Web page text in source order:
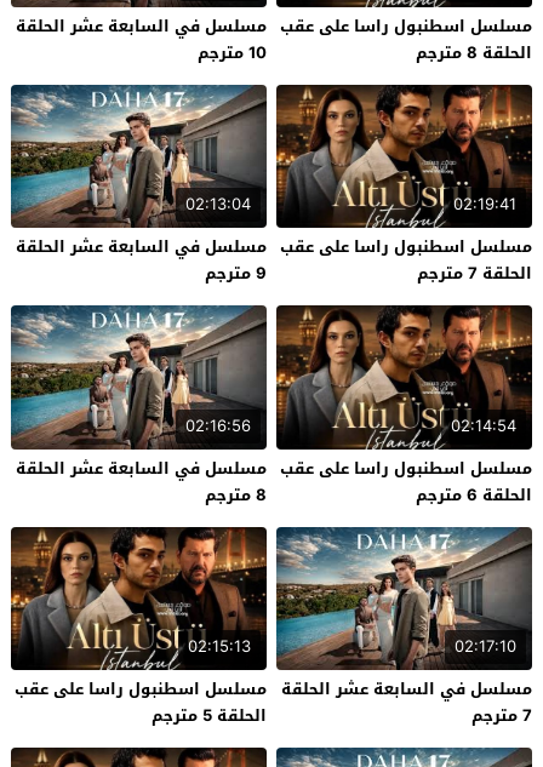
مسلسل اسطنبول راسا على عقب
الحلقة 8 مترجم
مسلسل في السابعة عشر الحلقة
10 مترجم
02:19:41
مسلسل اسطنبول راسا على عقب
الحلقة 7 مترجم
02:13:04
مسلسل في السابعة عشر الحلقة
9 مترجم
02:14:54
مسلسل اسطنبول راسا على عقب
الحلقة 6 مترجم
02:16:56
مسلسل في السابعة عشر الحلقة
8 مترجم
02:17:10
مسلسل في السابعة عشر الحلقة
7 مترجم
02:15:13
مسلسل اسطنبول راسا على عقب
الحلقة 5 مترجم